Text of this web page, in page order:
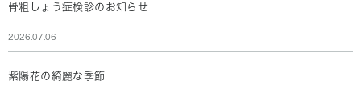
骨粗しょう症検診のお知らせ
2026.07.06
紫陽花の綺麗な季節